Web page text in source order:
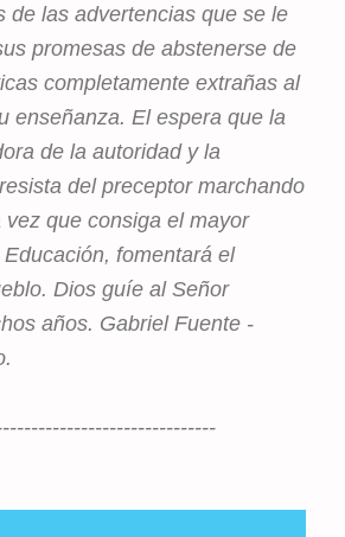
de las advertencias que se le
promesas de abstenerse de
completamente extrañas al
enseñanza. El espera que la
de la autoridad y la
del preceptor marchando
que consiga el mayor
fomentará el
Dios guíe al Señor
años. Gabriel Fuente -